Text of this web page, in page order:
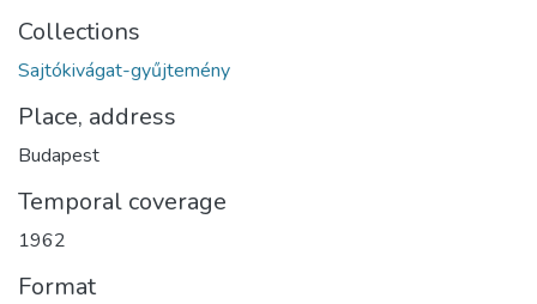
Collections
Sajtókivágat-gyűjtemény
Place, address
Budapest
Temporal coverage
1962
Format